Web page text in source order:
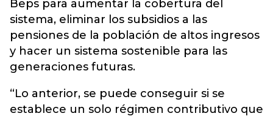
Beps para aumentar la cobertura del
sistema, eliminar los subsidios a las
pensiones de la población de altos ingresos
y hacer un sistema sostenible para las
generaciones futuras.
“Lo anterior, se puede conseguir si se
establece un solo régimen contributivo que